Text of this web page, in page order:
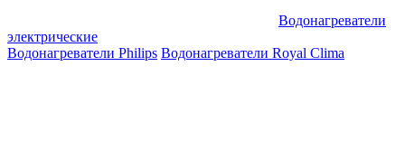
Водонагреватели
электрические
Водонагреватели Philips Водонагреватели Royal Clima